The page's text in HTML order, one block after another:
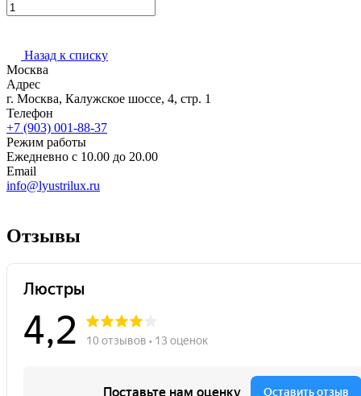
Назад к списку
Москва
Адрес
г. Москва, Калужское шоссе, 4, стр. 1
Телефон
+7 (903) 001-88-37
Режим работы
Ежедневно с 10.00 до 20.00
Email
info@lyustrilux.ru
Отзывы